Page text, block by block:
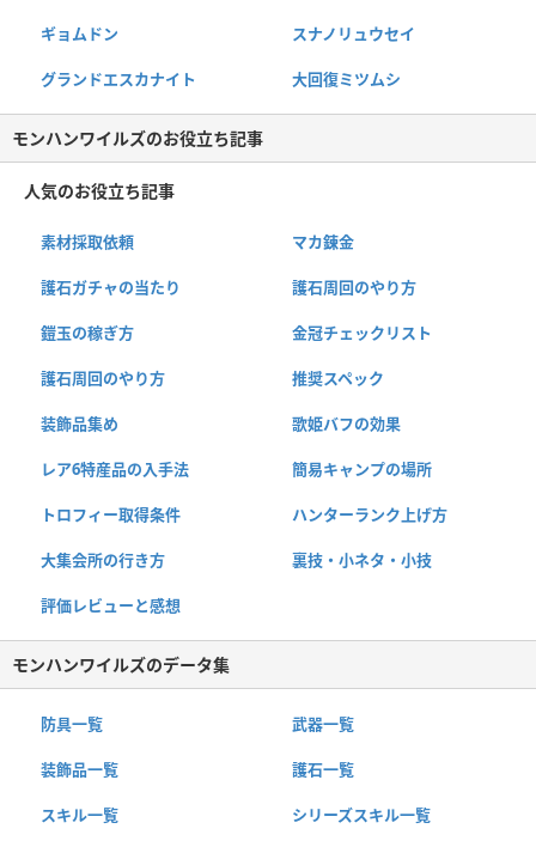
ギョムドン スナノリュウセイ
グランドエスカナイト 大回復ミツムシ
モンハンワイルズのお役立ち記事
人気のお役立ち記事
素材採取依頼 マカ錬金
護石ガチャの当たり 護石周回のやり方
鎧玉の稼ぎ方 金冠チェックリスト
護石周回のやり方 推奨スペック
装飾品集め 歌姫バフの効果
レア6特産品の入手法 簡易キャンプの場所
トロフィー取得条件 ハンターランク上げ方
大集会所の行き方 裏技・小ネタ・小技
評価レビューと感想
モンハンワイルズのデータ集
防具一覧 武器一覧
装飾品一覧 護石一覧
スキル一覧 シリーズスキル一覧